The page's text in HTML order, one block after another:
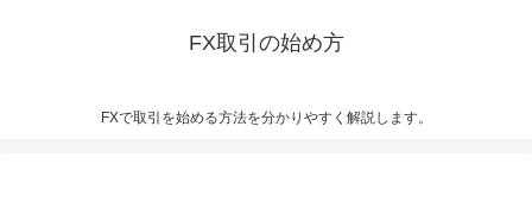
FX取引の始め方
FXで取引を始める方法を分かりやすく解説します。